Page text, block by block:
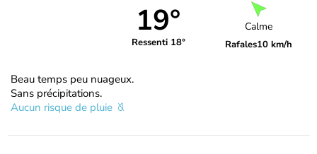
19°
Ressenti 18°
Calme
Rafales10 km/h
Beau temps peu nuageux.
Sans précipitations.
Aucun risque de pluie